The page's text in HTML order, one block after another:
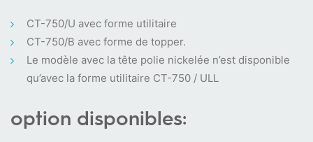
CT-750/U avec forme utilitaire
CT-750/B avec forme de topper.
Le modèle avec la tête polie nickelée n’est disponible
qu’avec la forme utilitaire CT-750 / ULL
option disponibles: